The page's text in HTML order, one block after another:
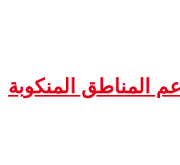
المناطق المنكوبة